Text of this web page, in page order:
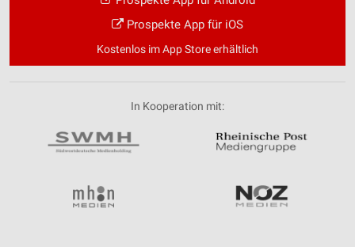
Prospekte App für iOS
Kostenlos im App Store erhältlich
In Kooperation mit: